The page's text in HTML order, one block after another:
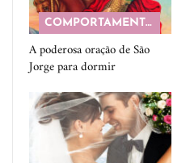
COMPORTAMENTO
A poderosa oração de São
Jorge para dormir